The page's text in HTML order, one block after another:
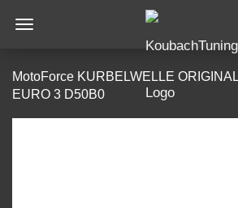
MotoForce KURBELWELLE
EURO 3 D50B0